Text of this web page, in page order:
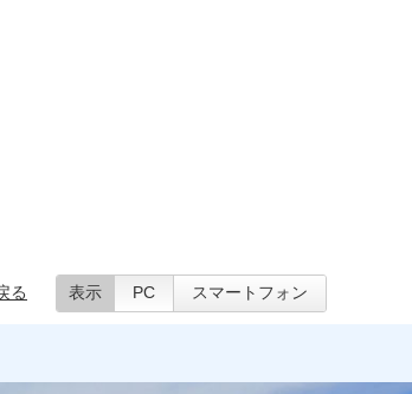
る 表示 PC スマートフォン